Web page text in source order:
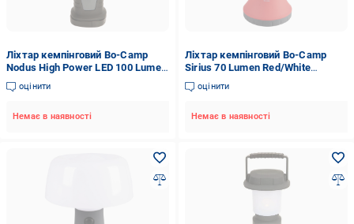
Ліхтар кемпінговий Bo-Camp
Nodus High Power LED 100 Lumen
Black/Anthracite (5818890)
оцінити
Немає в наявності
Ліхтар кемпінговий Bo-Camp
Sirius 70 Lumen Red/White
(5818900)
оцінити
Немає в наявності